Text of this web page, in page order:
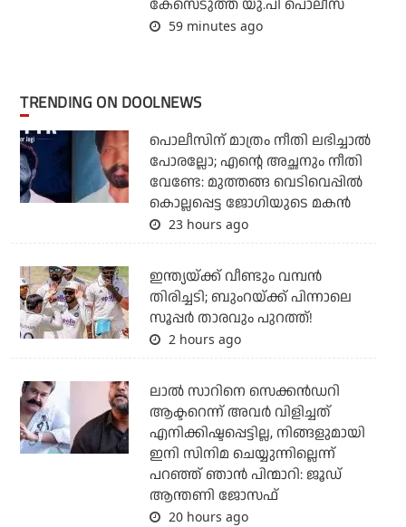
കേസെടുത്ത് യു.പി പൊലീസ്
59 minutes ago
TRENDING ON DOOLNEWS
പൊലീസിന് മാത്രം നീതി ലഭിച്ചാല്‍
പോരല്ലോ; എന്റെ അച്ഛനും നീതി
വേണ്ടേ: മുത്തങ്ങ വെടിവെപ്പില്‍
കൊല്ലപ്പെട്ട ജോഗിയുടെ മകന്‍
23 hours ago
ഇന്ത്യയ്ക്ക് വീണ്ടും വമ്പന്‍
തിരിച്ചടി; ബുംറയ്ക്ക് പിന്നാലെ
സൂപ്പര്‍ താരവും പുറത്ത്!
2 hours ago
ലാല്‍ സാറിനെ സെക്കന്‍ഡറി
ആക്ടറെന്ന് അവര്‍ വിളിച്ചത്
എനിക്കിഷ്ടപ്പെട്ടില്ല, നിങ്ങളുമായി
ഇനി സിനിമ ചെയ്യുന്നില്ലെന്ന്
പറഞ്ഞ് ഞാന്‍ പിന്മാറി: ജൂഡ്
ആന്തണി ജോസഫ്
20 hours ago